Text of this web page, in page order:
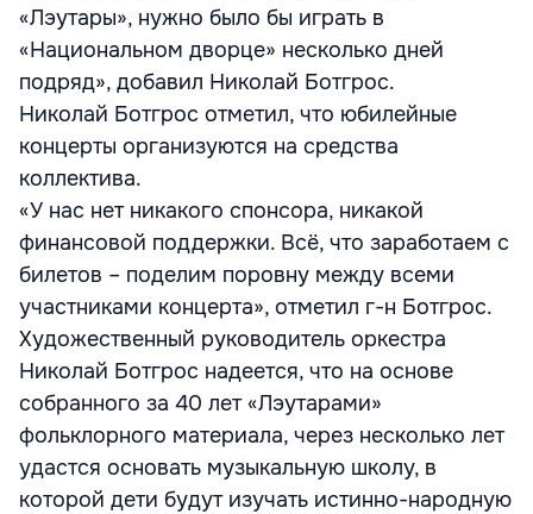
«Лэутары», нужно было бы играть в
«Национальном дворце» несколько дней
подряд», добавил Николай Ботгрос.
Николай Ботгрос отметил, что юбилейные
концерты организуются на средства
коллектива.
«У нас нет никакого спонсора, никакой
финансовой поддержки. Всё, что заработаем с
билетов – поделим поровну между всеми
участниками концерта», отметил г-н Ботгрос.
Художественный руководитель оркестра
Николай Ботгрос надеется, что на основе
собранного за 40 лет «Лэутарами»
фольклорного материала, через несколько лет
удастся основать музыкальную школу, в
которой дети будут изучать истинно-народную